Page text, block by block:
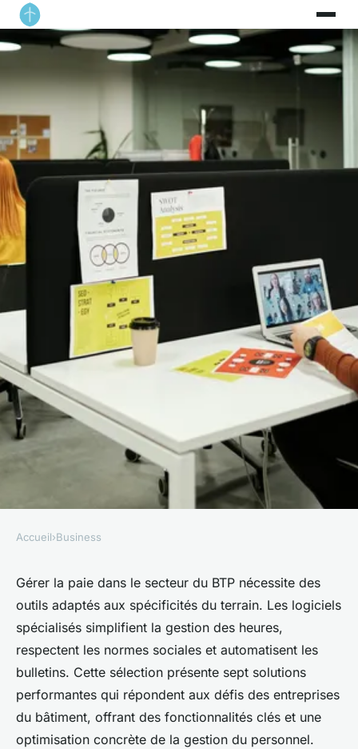
7 solutions de logiciel paie btp
pour optimiser votre gestion
du personnel
agent@linkuma.com•11 octobre 2025 •9 min de lecture
Accueil›Business
Gérer la paie dans le secteur du BTP nécessite des
outils adaptés aux spécificités du terrain. Les logiciels
spécialisés simplifient la gestion des heures,
respectent les normes sociales et automatisent les
bulletins. Cette sélection présente sept solutions
performantes qui répondent aux défis des entreprises
du bâtiment, offrant des fonctionnalités clés et une
optimisation concrète de la gestion du personnel.